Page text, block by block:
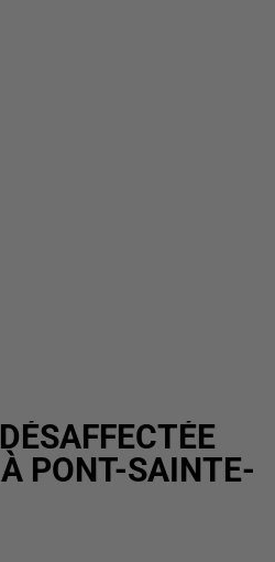
PONT-SAINTE-